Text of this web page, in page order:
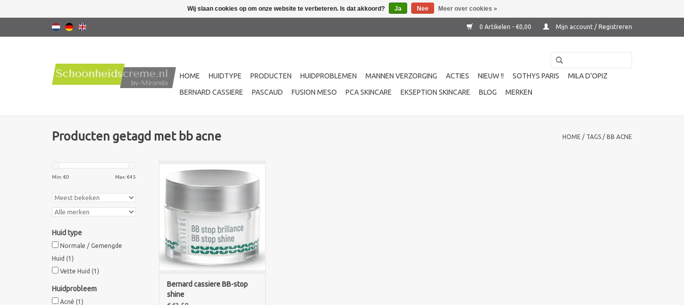
0 Artikelen - €0,00 Mijn account / Registreren
HOME HUIDTYPE PRODUCTEN HUIDPROBLEMEN MANNEN VERZORGING ACTIES NIEUW !! SOTHYS PARIS
MILA D'OPIZ
BERNARD CASSIERE
PASCAUD FUSION MESO PCA SKINCARE EKSEPTION SKINCARE BLOG MERKEN
Producten getagd met bb acne HOME / TAGS / BB ACNE
Min: €0 Max: €45
Huid type
Normale / Gemengde
Huid (1)
Vette Huid (1)
Huidprobleem
Acné (1)
stop shine. Zeg vaarwel tegen
Deze BB treatment (Blur Balm)
met een BIO plantencomplex
(munt, salie en rozemarijn) voor
het egaliseren en matifiëren van
de huid. Ideaal als make-upbasis
TOEVOEGEN AAN WINKELWAGEN
Bernard cassiere BB-stop
shine
Wij slaan cookies op om onze website te verbeteren. Is dat akkoord? Ja Nee Meer over cookies »